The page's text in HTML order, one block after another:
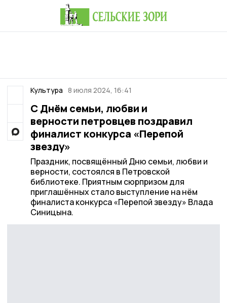
Культура 8 июля 2024, 16:41
С Днём семьи, любви и
верности петровцев поздравил
финалист конкурса «Перепой
звезду»
Праздник, посвящённый Дню семьи, любви и
верности, состоялся в Петровской
библиотеке. Приятным сюрпризом для
приглашённых стало выступление на нём
финалиста конкурса «Перепой звезду» Влада
Синицына.